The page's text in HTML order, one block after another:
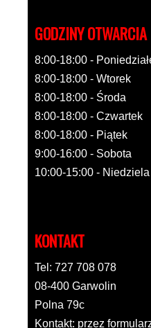
GODZINY OTWARCIA
8:00-18:00 -
8:00-18:00 - Wtorek
8:00-18:00 - Środa
8:00-18:00 - Czwartek
8:00-18:00 - Piątek
9:00-16:00 - Sobota
10:00-15:00 - Niedziela
KONTAKT
Tel: 727 708 078
08-400 Garwolin
Polna 79c
Kontakt: przez